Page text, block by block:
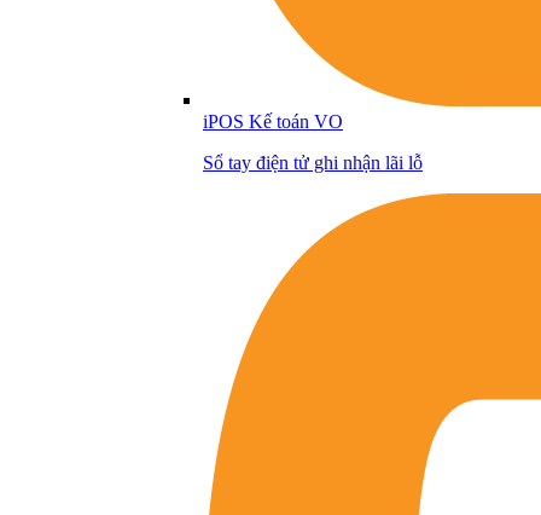
iPOS Kế toán VO
Sổ tay điện tử ghi nhận lãi lỗ